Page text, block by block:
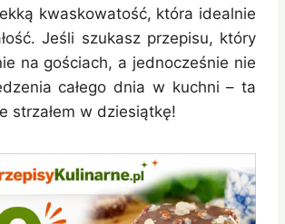
kwaskowatość, która idealnie
Jeśli szukasz przepisu, który
na gościach, a jednocześnie nie
całego dnia w kuchni – ta
strzałem w dziesiątkę!